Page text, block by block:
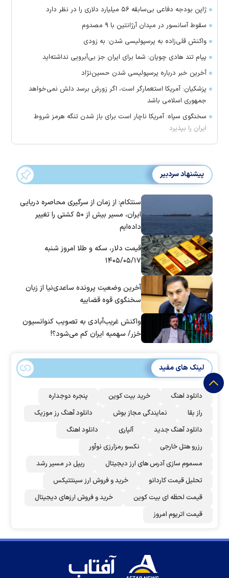
ژاپن بودجه دفاعی بی‌سابقه ۵۶ میلیارد دلاری را در نظر دارد
سقوط آسانسور در میدان آرژانتین با ۹ مصدوم
واکنش قلی‌زاده به پرسپولیسی شدن: به زودی
پیام تند هادی چوپان: شما برای ایران جز بی‌آبرویی نداشته‌اید
آخرین خبر درباره پرسپولیسی شدن حسین‌نژاد
پزشکیان: آمریکا استعمارگر است، اگر زورش برسد دلش نمی‌خواهد
جمهوری اسلامی باشد
سخنگوی سپاه: آمریکا ناچار است برای باز شدن تنگه هرمز شروط
ایران را بپذیرد
پیشنهاد سردبیر
سنتکام: از زمان از سرگیری محاصره دریایی
ایران، مسیر بیش از ۵۰ کشتی را تغییر
داده‌ایم
قیمت دلار، سکه و طلا امروز شنبه
۱۴۰۵/۰۵/۱۷
آخرین وضعیت پرونده ساعدی‌نیا از زبان
سخنگوی قوه قضاییه
واکنش غریب‌آبادی به تصویب کنوانسیون
خزر/ سهمیه ایران کم می‌شود؟!
لینک های مفید
دانلود اهنگ خرید بیت کوین
پنجره دوجداره
راز بقا
نمایندگی مجاز بوش
دانلود آهنگ رز‌ موزیک
دانلود آهنگ جدید
آلپاری
دانلود اهنگ
رزرو هتل خارجی
نکسو رمزارزی نوآور
مسموم سازی آدرس های ارز دیجیتال
ریپل در مسیر رشد
تحلیل قیمت کاردانو
خرید و فروش ارز سینتتیکس
قیمت لحظه ای بیت کوین
خرید و فروش ارزهای دیجیتال
قیمت اتریوم امروز